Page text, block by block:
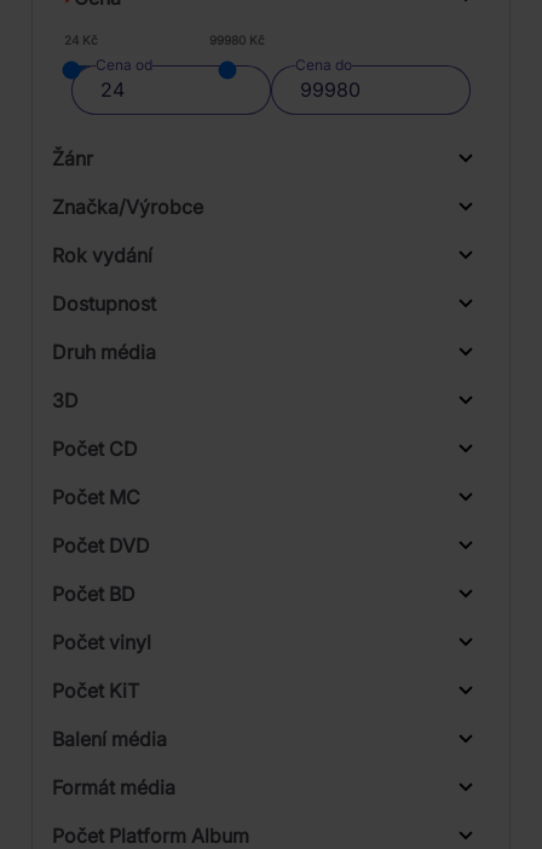
24 Kč 99980 Kč
Cena od Cena do
Žánr
Značka/Výrobce
Rok vydání
Od
Dostupnost
Druh média
3D
Počet CD
Počet MC
Počet DVD
Počet BD
Počet vinyl
Počet KiT
Balení média
Formát média
Počet Platform Album